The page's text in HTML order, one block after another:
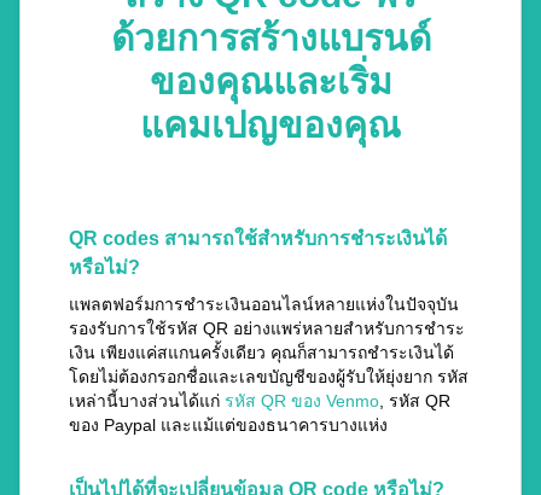
ด้วยการสร้างแบรนด์
ของคุณและเริ่ม
แคมเปญของคุณ
QR codes สามารถใช้สำหรับการชำระเงินได้
หรือไม่?
แพลตฟอร์มการชำระเงินออนไลน์หลายแห่งในปัจจุบัน
รองรับการใช้รหัส QR อย่างแพร่หลายสำหรับการชำระ
เงิน เพียงแค่สแกนครั้งเดียว คุณก็สามารถชำระเงินได้
โดยไม่ต้องกรอกชื่อและเลขบัญชีของผู้รับให้ยุ่งยาก รหัส
เหล่านี้บางส่วนได้แก่ รหัส QR ของ Venmo , รหัส QR
ของ Paypal และแม้แต่ของธนาคารบางแห่ง
เป็นไปได้ที่จะเปลี่ยนข้อมูล QR code หรือไม่?